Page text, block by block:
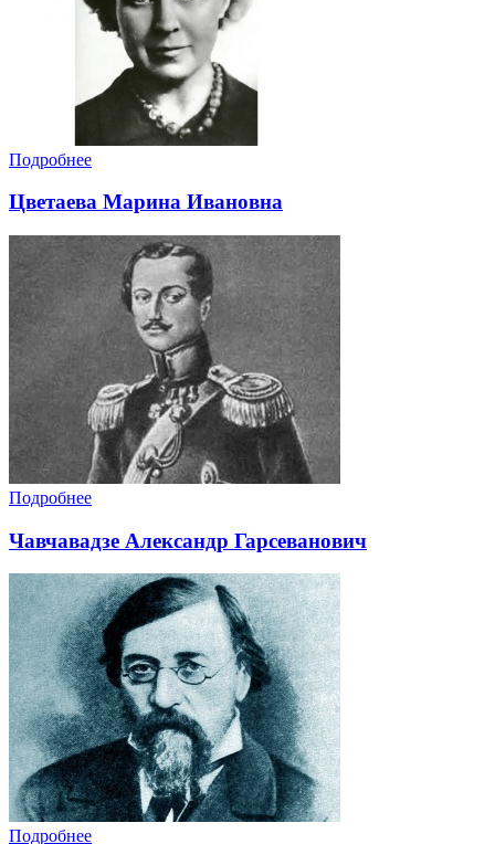
Подробнее
Цветаева Марина Ивановна
Подробнее
Чавчавадзе Александр Гарсеванович
Подробнее